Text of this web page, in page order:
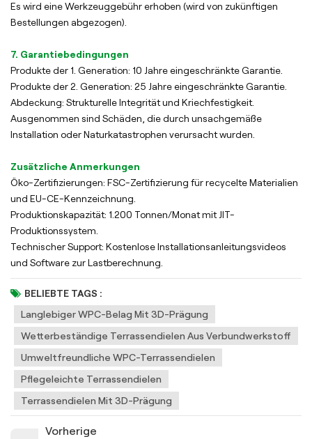
Es wird eine Werkzeuggebühr erhoben (wird von zukünftigen
Bestellungen abgezogen).
7. Garantiebedingungen
Produkte der 1. Generation: 10 Jahre eingeschränkte Garantie.
Produkte der 2. Generation: 25 Jahre eingeschränkte Garantie.
Abdeckung: Strukturelle Integrität und Kriechfestigkeit.
Ausgenommen sind Schäden, die durch unsachgemäße
Installation oder Naturkatastrophen verursacht wurden.
Zusätzliche Anmerkungen
Öko-Zertifizierungen: FSC-Zertifizierung für recycelte Materialien
und EU-CE-Kennzeichnung.
Produktionskapazität: 1.200 Tonnen/Monat mit JIT-
Produktionssystem.
Technischer Support: Kostenlose Installationsanleitungsvideos
und Software zur Lastberechnung.
BELIEBTE TAGS :
Langlebiger WPC-Belag Mit 3D-Prägung
Wetterbeständige Terrassendielen Aus Verbundwerkstoff
Umweltfreundliche WPC-Terrassendielen
Pflegeleichte Terrassendielen
Terrassendielen Mit 3D-Prägung
Vorherige